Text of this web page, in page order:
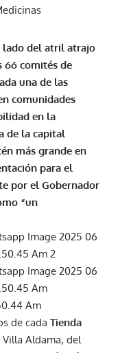
lado del atril atrajo
66 comités de
una de las
comunidades
en la
de la capital
más grande en
para el
por el Gobernador
“un
de cada Tienda
Aldama, del